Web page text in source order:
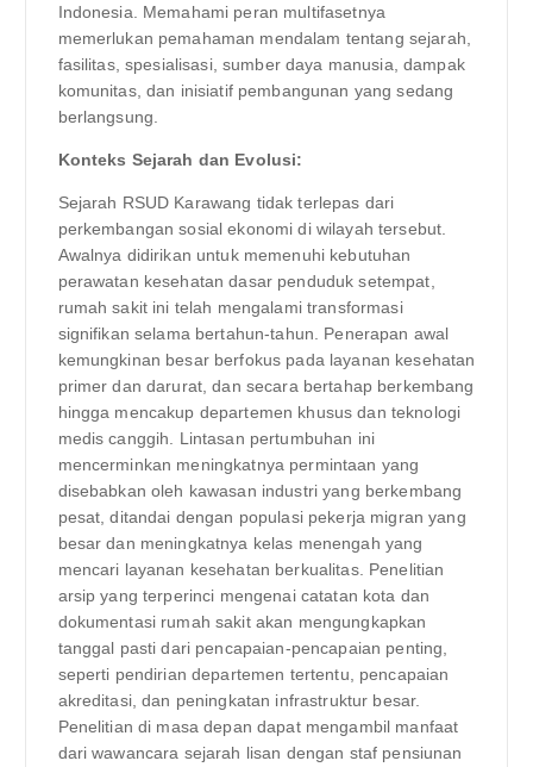
Indonesia. Memahami peran multifasetnya
memerlukan pemahaman mendalam tentang sejarah,
fasilitas, spesialisasi, sumber daya manusia, dampak
komunitas, dan inisiatif pembangunan yang sedang
berlangsung.
Konteks Sejarah dan Evolusi:
Sejarah RSUD Karawang tidak terlepas dari
perkembangan sosial ekonomi di wilayah tersebut.
Awalnya didirikan untuk memenuhi kebutuhan
perawatan kesehatan dasar penduduk setempat,
rumah sakit ini telah mengalami transformasi
signifikan selama bertahun-tahun. Penerapan awal
kemungkinan besar berfokus pada layanan kesehatan
primer dan darurat, dan secara bertahap berkembang
hingga mencakup departemen khusus dan teknologi
medis canggih. Lintasan pertumbuhan ini
mencerminkan meningkatnya permintaan yang
disebabkan oleh kawasan industri yang berkembang
pesat, ditandai dengan populasi pekerja migran yang
besar dan meningkatnya kelas menengah yang
mencari layanan kesehatan berkualitas. Penelitian
arsip yang terperinci mengenai catatan kota dan
dokumentasi rumah sakit akan mengungkapkan
tanggal pasti dari pencapaian-pencapaian penting,
seperti pendirian departemen tertentu, pencapaian
akreditasi, dan peningkatan infrastruktur besar.
Penelitian di masa depan dapat mengambil manfaat
dari wawancara sejarah lisan dengan staf pensiunan